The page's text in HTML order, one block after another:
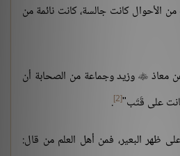
الأحوال كانت جالسة، كانت نائمة من
معاذ وزيد وجماعة من الصحابة أن
على قَتَب"[2]
.
ظهر البعير، فمن أهل العلم من قال: